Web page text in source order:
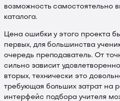
возможность самостоятельно
каталога.
Цена ошибки у этого проекта
первых, для большинства
очередь преподаватель. От
сильно зависит
вторых, технически это
требующая больших затрат на
интерфейс подбора учителя